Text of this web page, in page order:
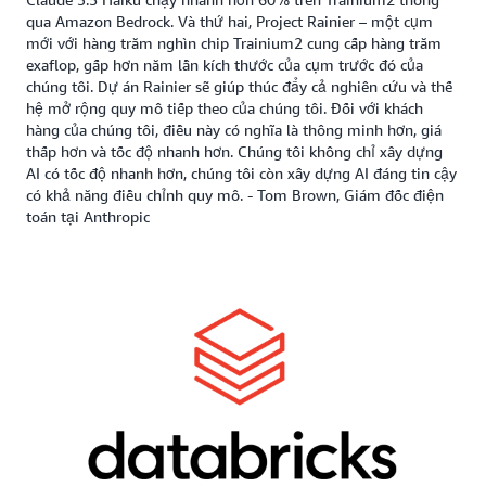
qua Amazon Bedrock. Và thứ hai, Project Rainier – một cụm
mới với hàng trăm nghìn chip Trainium2 cung cấp hàng trăm
exaflop, gấp hơn năm lần kích thước của cụm trước đó của
chúng tôi. Dự án Rainier sẽ giúp thúc đẩy cả nghiên cứu và thế
hệ mở rộng quy mô tiếp theo của chúng tôi. Đối với khách
hàng của chúng tôi, điều này có nghĩa là thông minh hơn, giá
thấp hơn và tốc độ nhanh hơn. Chúng tôi không chỉ xây dựng
AI có tốc độ nhanh hơn, chúng tôi còn xây dựng AI đáng tin cậy
có khả năng điều chỉnh quy mô. - Tom Brown, Giám đốc điện
toán tại Anthropic